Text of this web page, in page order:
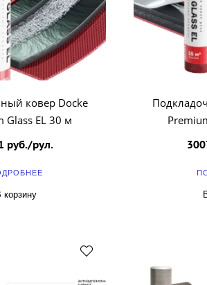
ковер Docke
Glass EL 30 м
руб./рул.
корзину